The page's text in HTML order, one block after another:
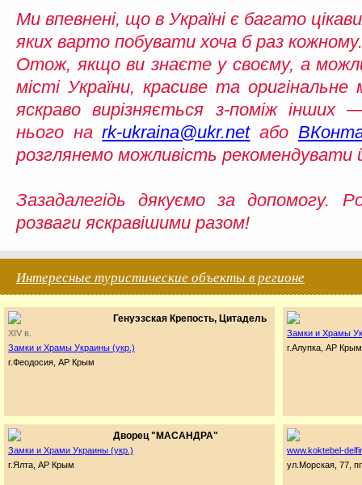
Ми впевнені, що в Україні є багато
яких варто побувати хоча б раз
Отож, якщо ви знаєте у своєму, а
місті України, красиве та оригінальне
яскраво вирізняється з-поміж
нього наrk-ukraina@ukr.netабо
розглянемо можливість рекомендувати
Зазадалегідь дякуємо за допомогу.
розваги яскравішими разом!
Интересные туристические объекты в регионе
Генуэзская Крепость, Цитадель
XIV в.
Замки и Храмы Украины (укр.)
г.Феодосия, АР Крым
Замки и Храмы
г.Алупка, АР Крым
Дворец "МАСАНДРА"
Замки и Храми Украины (укр.)
г.Ялта, АР Крым
www.koktebel-
ул.Морская, 77,